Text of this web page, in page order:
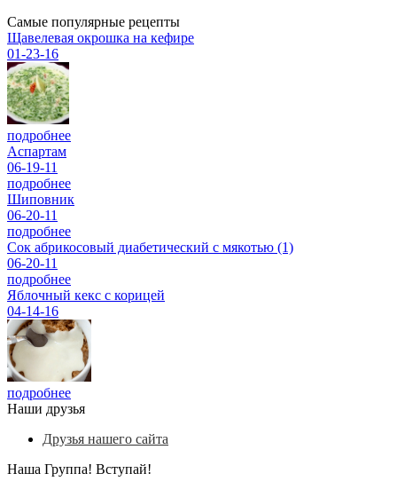
Самые популярные рецепты
Щавелевая окрошка на кефире
01-23-16
подробнее
Аспартам
06-19-11
подробнее
Шиповник
06-20-11
подробнее
Сок абрикосовый диабетический с мякотью (1)
06-20-11
подробнее
Яблочный кекс с корицей
04-14-16
подробнее
Наши друзья
Друзья нашего сайта
Наша Группа! Вступай!